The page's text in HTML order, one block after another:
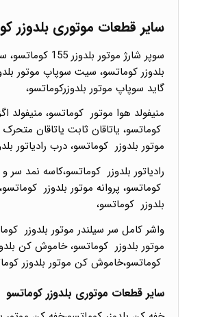
سایر قطعات موتوری بلدوزر
سوپر شارژ موتور
بلدوزر کوماتسو، سیت سوپاپ موتور
گاید سوپاپ موتور بلدوزرکوماتسو،
منیفولد هوا موتور کوماتسو، منیفولد
کوماتسو، یاتاقان ثابت یاتاقان متحرک
موتور بلدوزر کوماتسو، درب رادیاتور
رادیاتور بلدوزر کوماتسو،کاسه نمد سر
کوماتسو، پروانه موتور بلدوزر
بلدوزر کوماتسو،
واشر کامل سر سیلندر موتور بلدوزر
موتور بلدوزر کوماتسو، خاموش کن
کوماتسو،خاموش کن موتور بلدوزر
سایر قطعات موتوری بلدوزر کوماتسو